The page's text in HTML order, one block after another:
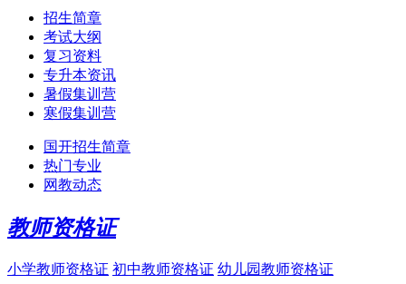
招生简章
考试大纲
复习资料
专升本资讯
暑假集训营
寒假集训营
国开招生简章
热门专业
网教动态
教师资格证
小学教师资格证 初中教师资格证 幼儿园教师资格证